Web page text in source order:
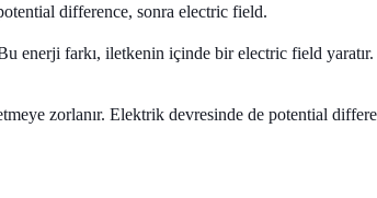
difference, sonra electric field.
enerji farkı, iletkenin içinde bir electric field
zorlanır. Elektrik devresinde de potential